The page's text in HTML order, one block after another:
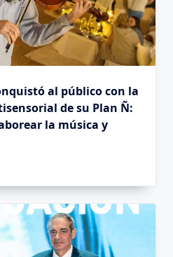
al público con la
de su Plan Ñ:
la música y